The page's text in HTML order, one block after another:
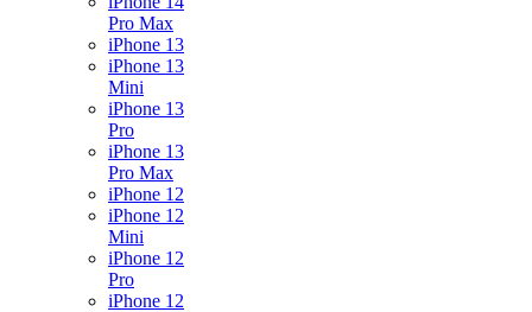
Pro Max
iPhone 13
iPhone 13
Mini
iPhone 13
Pro
iPhone 13
Pro Max
iPhone 12
iPhone 12
Mini
iPhone 12
Pro
iPhone 12